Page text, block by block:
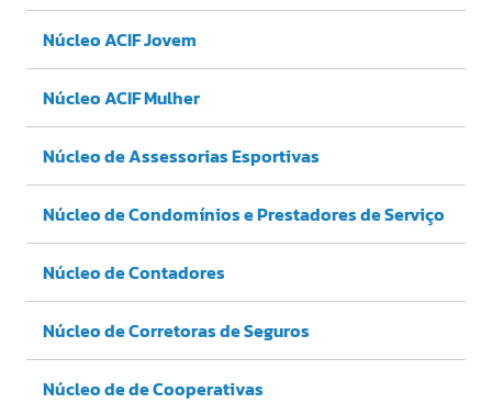
Núcleo ACIF Jovem
Núcleo ACIF Mulher
Núcleo de Assessorias Esportivas
Núcleo de Condomínios e Prestadores de Serviço
Núcleo de Contadores
Núcleo de Corretoras de Seguros
Núcleo de de Cooperativas